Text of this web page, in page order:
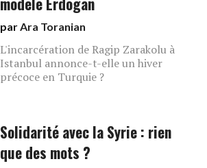
parAra Toranian
L'incarcération de Ragip Zarakolu à
Istanbul annonce-t-elle un hiver
précoce en Turquie ?
Solidarité avec la Syrie : rien
que des mots ?